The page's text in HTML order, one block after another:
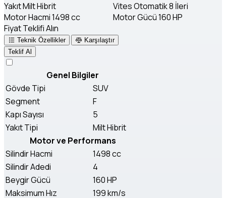
YakıtMilt Hibrit VitesOtomatik 8 İleri
Motor Hacmi1498 cc Motor Gücü160 HP
Fiyat Teklifi Alın
Teknik Özellikler
Karşılaştır
Teklif Al
Genel Bilgiler
Gövde Tipi
SUV
Segment
F
Kapı Sayısı
5
Yakıt Tipi
Milt Hibrit
Motor ve Performans
Silindir Hacmi
1498 cc
Silindir Adedi
4
Beygir Gücü
160 HP
Maksimum Hız
199 km/s